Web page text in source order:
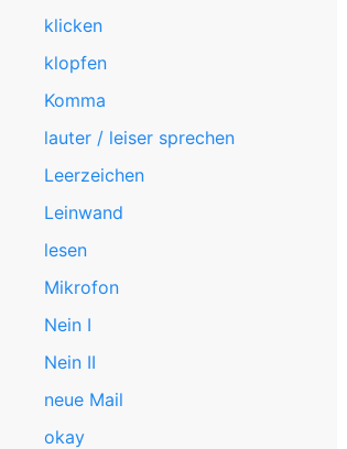
klicken
klopfen
Komma
lauter / leiser sprechen
Leerzeichen
Leinwand
lesen
Mikrofon
Nein I
Nein II
neue Mail
okay